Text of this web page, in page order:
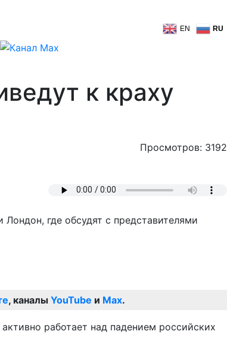
EN RU
к краху
Просмотров: 3192
где обсудят с представителями
, каналы YouTube и Max.
работает над падением российских